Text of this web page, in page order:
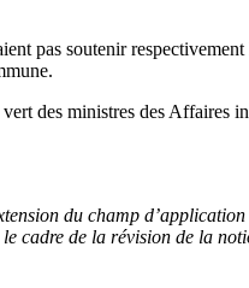
pas soutenir
des ministres des Affaires
du champ
cadre de la révision de la